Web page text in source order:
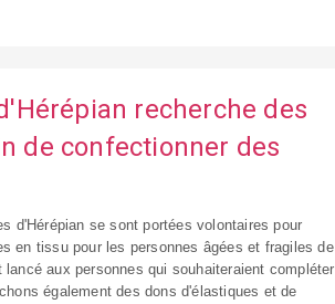
recherche des
de confectionner des
d'Hérépian se sont portées volontaires pour
en tissu pour les personnes âgées et fragiles de
lancé aux personnes qui souhaiteraient compléter
également des dons d'élastiques et de